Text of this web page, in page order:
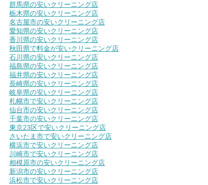
群馬県の安いクリーニング店
栃木県の安いクリーニング店
名古屋市の安いクリーニング店
愛知県の安いクリーニング店
香川県の安いクリーニング店
秋田県で料金が安いクリーニング店
石川県の安いクリーニング店
福島県の安いクリーニング店
福井県の安いクリーニング店
長崎県の安いクリーニング店
岐阜県の安いクリーニング店
札幌市で安いクリーニング店
仙台市の安いクリーニング店
千葉市の安いクリーニング店
東京23区で安いクリーニング店
さいたま市で安いクリーニング店
横浜市で安いクリーニング店
川崎市で安いクリーニング店
相模原市の安いクリーニング店
新潟市の安いクリーニング店
浜松市で安いクリーニング店